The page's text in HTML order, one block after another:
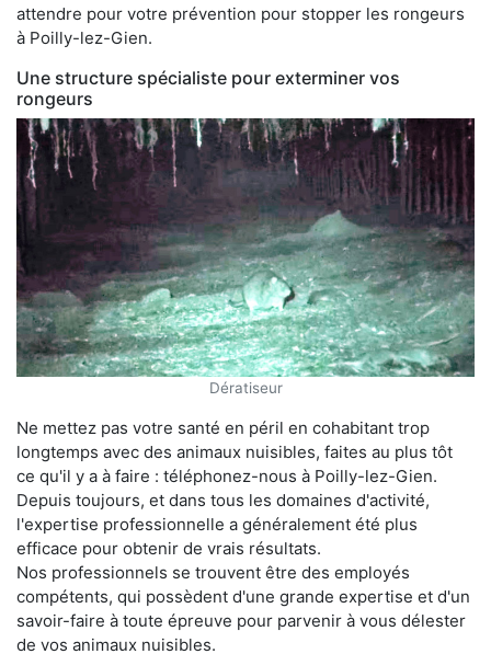
attendre pour votre prévention pour stopper les rongeurs
à Poilly-lez-Gien.
Une structure spécialiste pour exterminer vos
rongeurs
Dératiseur
Ne mettez pas votre santé en péril en cohabitant trop
longtemps avec des animaux nuisibles, faites au plus tôt
ce qu'il y a à faire : téléphonez-nous à Poilly-lez-Gien.
Depuis toujours, et dans tous les domaines d'activité,
l'expertise professionnelle a généralement été plus
efficace pour obtenir de vrais résultats.
Nos professionnels se trouvent être des employés
compétents, qui possèdent d'une grande expertise et d'un
savoir-faire à toute épreuve pour parvenir à vous délester
de vos animaux nuisibles.